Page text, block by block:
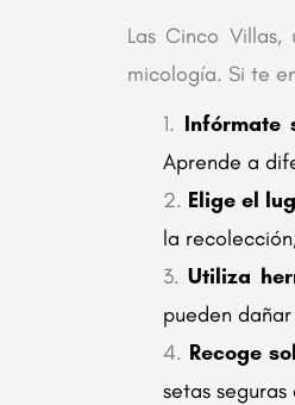
Las Cinco
micología. Si te
Infórmate
Aprende a
Elige el
la
Utiliza
pueden
Recoge
setas